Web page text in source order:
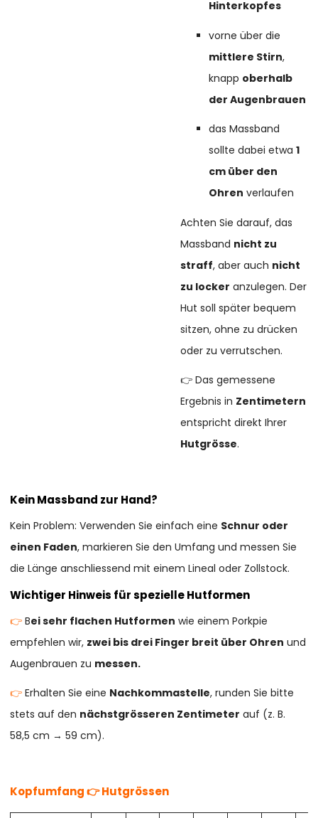
Hinterkopfes
vorne über die
mittlere Stirn,
knapp oberhalb
der Augenbrauen
das Massband
sollte dabei etwa1
cm über den
Ohren verlaufen
Achten Sie darauf, das
Massband nicht zu
straff, aber auch nicht
zu locker anzulegen. Der
Hut soll später bequem
sitzen, ohne zu drücken
oder zu verrutschen.
👉 Das gemessene
Ergebnis in Zentimetern
entspricht direkt Ihrer
Hutgrösse.
Kein Massband zur Hand?
Kein Problem: Verwenden Sie einfach eine Schnur oder
einen Faden, markieren Sie den Umfang und messen Sie
die Länge anschliessend mit einem Lineal oder Zollstock.
Wichtiger Hinweis für spezielle Hutformen
👉Bei sehr flachen Hutformen wie einem Porkpie
empfehlen wir, zwei bis drei Finger breit über Ohren und
Augenbrauen zu messen.
👉Erhalten Sie eine Nachkommastelle, runden Sie bitte
stets auf den nächstgrösseren Zentimeter auf (z. B.
58,5 cm → 59 cm).
Kopfumfang 👉 Hutgrössen